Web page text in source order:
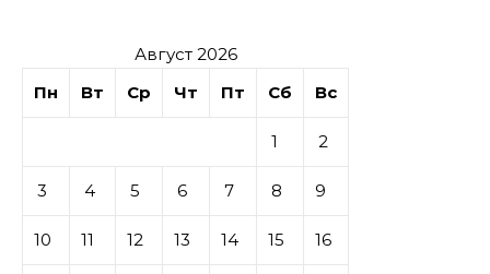
Август 2026
Пн
Вт Ср Чт Пт Сб Вс
1 2
3 4 5 6 7 8 9
10 11 12 13 14 15 16